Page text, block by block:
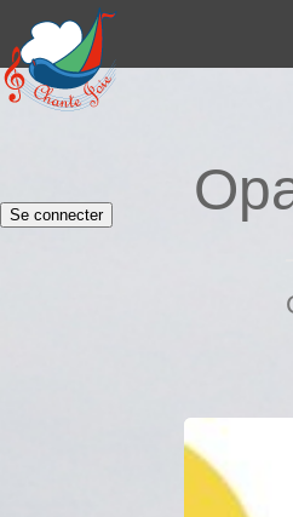
Se connecter